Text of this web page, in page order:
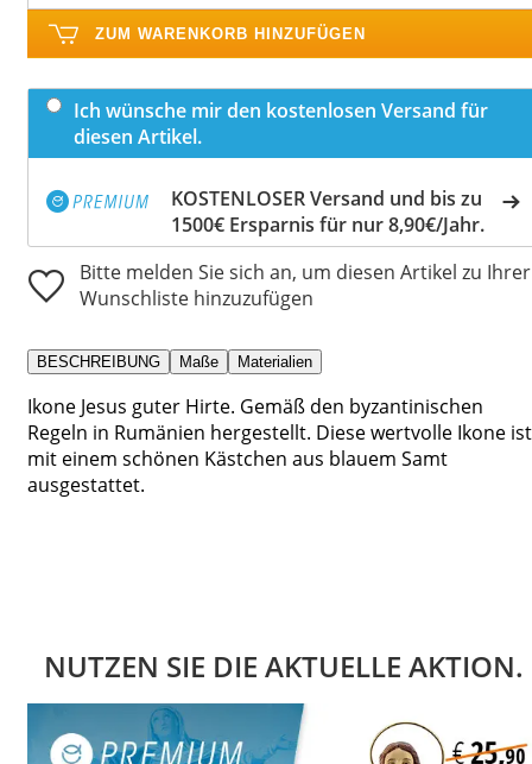
ZUM WARENKORB HINZUFÜGEN
Ich wünsche mir den kostenlosen Versand für
diesen Artikel.
KOSTENLOSER Versand und bis zu
1500€ Ersparnis für nur 8,90€/Jahr.
Bitte melden Sie sich an, um diesen Artikel zu Ihrer
Wunschliste hinzuzufügen
BESCHREIBUNG Maße Materialien
Ikone Jesus guter Hirte. Gemäß den byzantinischen
Regeln in Rumänien hergestellt. Diese wertvolle Ikone ist
mit einem schönen Kästchen aus blauem Samt
ausgestattet.
NUTZEN SIE DIE AKTUELLE AKTION.